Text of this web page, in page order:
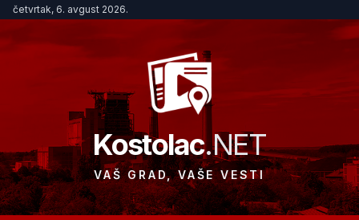
četvrtak, 6. avgust 2026.
Kostolac.NET
VAŠ GRAD, VAŠE VESTI